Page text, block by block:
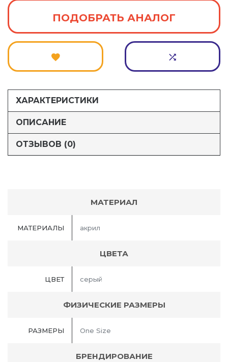
ПОДОБРАТЬ АНАЛОГ
ХАРАКТЕРИСТИКИ
ОПИСАНИЕ
ОТЗЫВОВ (0)
МАТЕРИАЛ
МАТЕРИАЛЫ акрил
ЦВЕТА
ЦВЕТ серый
ФИЗИЧЕСКИЕ РАЗМЕРЫ
РАЗМЕРЫ One Size
БРЕНДИРОВАНИЕ